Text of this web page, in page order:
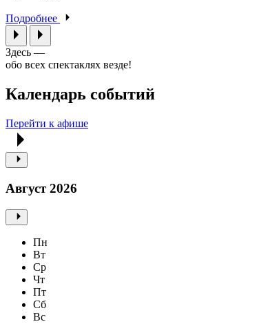
Подробнее
Здесь —
обо всех спектаклях везде!
Календарь событий
Перейти к афише
Август 2026
Пн
Вт
Ср
Чт
Пт
Сб
Вс